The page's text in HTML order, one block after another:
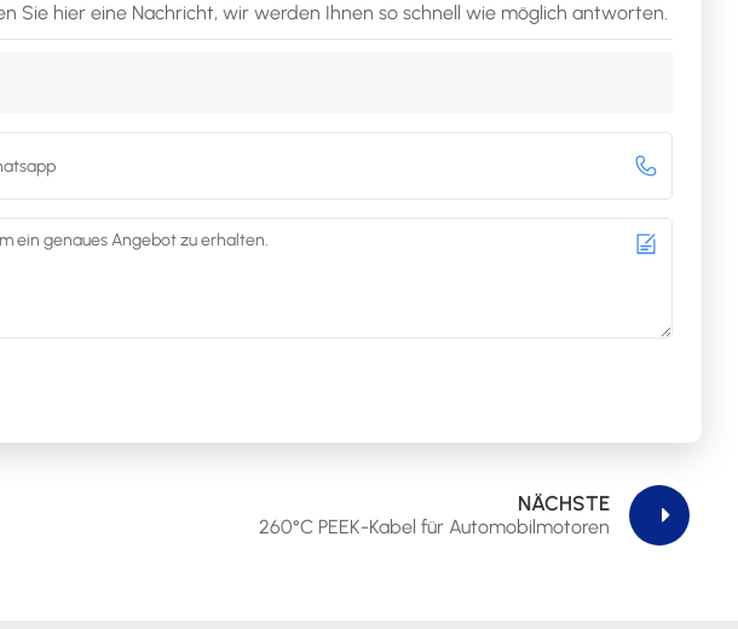
Sie hier eine Nachricht, wir werden Ihnen so schnell wie möglich antworten.
NÄCHSTE
260°C PEEK-Kabel für Automobilmotoren